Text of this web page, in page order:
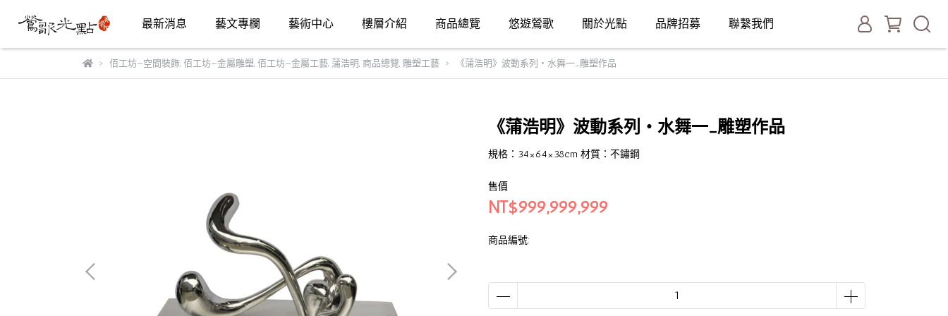
最新消息 藝文專欄 藝術中心 樓層介紹 商品總覽 悠遊鶯歌 關於光點 品牌招募 聯繫我們
佰工坊—空間裝飾, 佰工坊—金屬雕塑, 佰工坊—金屬工藝, 蒲浩明, 商品總覽, 雕塑工藝 《蒲浩明》波動系列‧水舞一_雕塑作品
《蒲浩明》波動系列‧水舞一_雕塑作品
規格：34×64×38cm 材質：不鏽鋼
售價
NT$999,999,999
商品編號: